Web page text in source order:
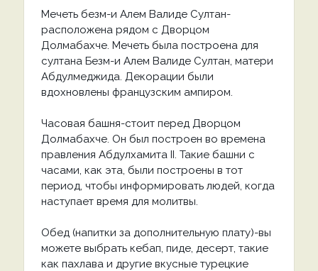
Мечеть безм-и Алем Валиде Султан-
расположена рядом с Дворцом
Долмабахче. Мечеть была построена для
султана Безм-и Алем Валиде Султан, матери
Абдулмеджида. Декорации были
вдохновлены французским ампиром.
Часовая башня-стоит перед Дворцом
Долмабахче. Он был построен во времена
правления Абдулхамита II. Такие башни с
часами, как эта, были построены в тот
период, чтобы информировать людей, когда
наступает время для молитвы.
Обед (напитки за дополнительную плату)-вы
можете выбрать кебап, пиде, десерт, такие
как пахлава и другие вкусные турецкие